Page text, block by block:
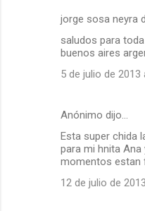
jorge sosa neyra
saludos para
buenos aires
5 de julio de 2013
Anónimo dijo…
Esta super chida
para mi hnita
momentos estan
12 de julio de